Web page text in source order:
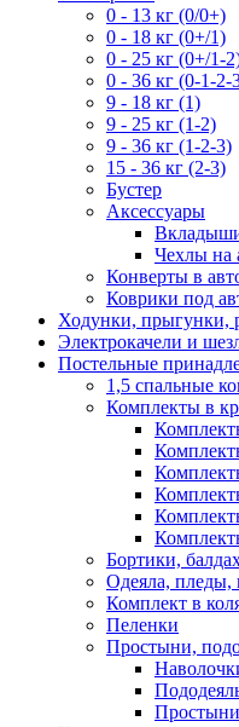
0 - 13 кг (0/0+)
0 - 18 кг (0+/1)
0 - 25 кг (0+/1-
0 - 36 кг (0-1-2-
9 - 18 кг (1)
9 - 25 кг (1-2)
9 - 36 кг (1-2-3)
15 - 36 кг (2-3)
Бустер
Аксессуары
Чехлы на
Конверты в
Коврики под
Ходунки, прыгунки,
Электрокачели и
Постельные
1,5 спальные
Комплекты в
Бортики,
Одеяла, пледы,
Комплект в
Пеленки
Простыни,
Простыни